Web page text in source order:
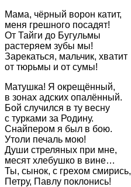
Мама, чёрный ворон катит,
меня грешного посадят!
От Тайги до Бугульмы
растеряем зубы мы!
Зарекаться, мальчик, хватит
от тюрьмы и от сумы!
Матушка! Я окрещённый,
в зонах адских опалённый.
Бой случился в ту весну
с турками за Родину.
Снайпером я был в бою.
Утоли печаль мою!
Души стреляных при мне,
месят хлебушко в вине…
Ты, сынок, с грехом смирись,
Петру, Павлу поклонись!